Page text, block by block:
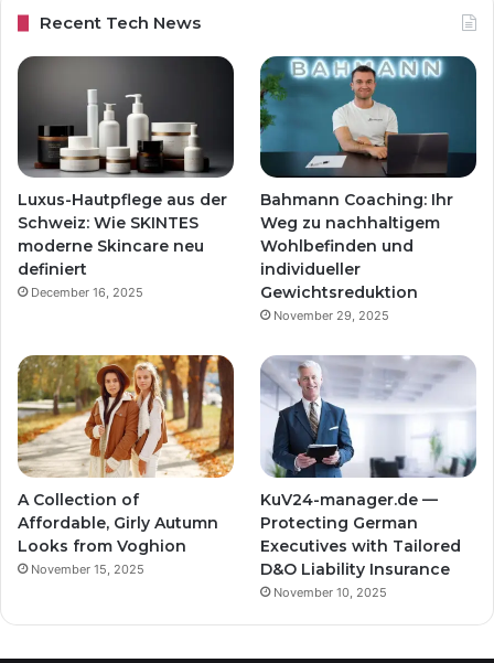
Recent Tech News
Luxus-Hautpflege aus der
Schweiz: Wie SKINTES
moderne Skincare neu
definiert
December 16, 2025
Bahmann Coaching: Ihr
Weg zu nachhaltigem
Wohlbefinden und
individueller
Gewichtsreduktion
November 29, 2025
A Collection of
Affordable, Girly Autumn
Looks from Voghion
November 15, 2025
KuV24-manager.de —
Protecting German
Executives with Tailored
D&O Liability Insurance
November 10, 2025